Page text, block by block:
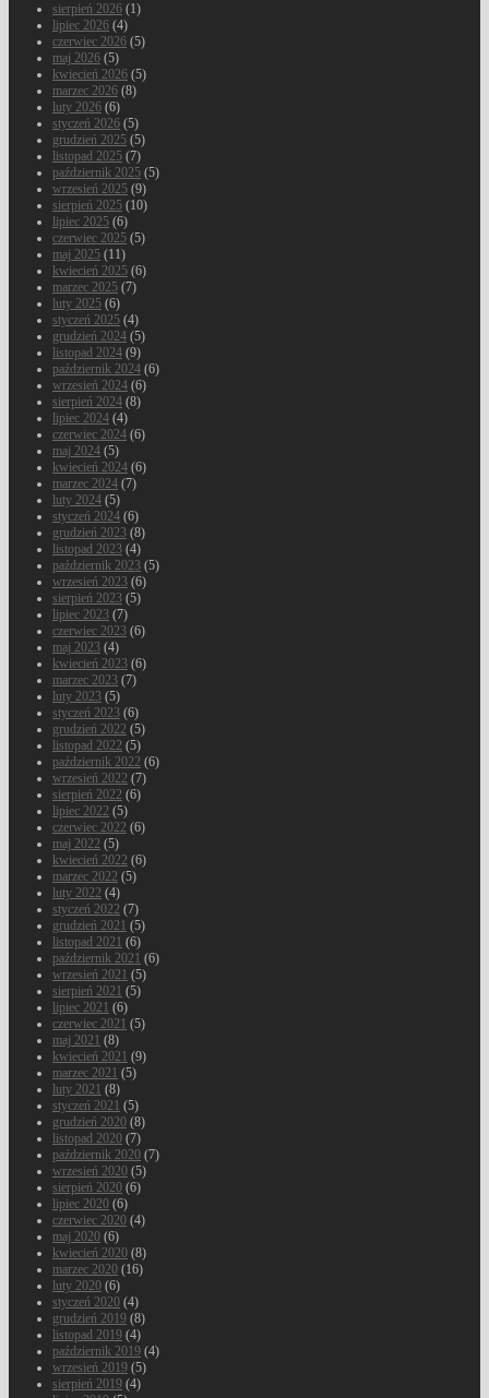
sierpień 2026 (1)
lipiec 2026 (4)
czerwiec 2026 (5)
maj 2026 (5)
kwiecień 2026 (5)
marzec 2026 (8)
luty 2026 (6)
styczeń 2026 (5)
grudzień 2025 (5)
listopad 2025 (7)
październik 2025 (5)
wrzesień 2025 (9)
sierpień 2025 (10)
lipiec 2025 (6)
czerwiec 2025 (5)
maj 2025 (11)
kwiecień 2025 (6)
marzec 2025 (7)
luty 2025 (6)
styczeń 2025 (4)
grudzień 2024 (5)
listopad 2024 (9)
październik 2024 (6)
wrzesień 2024 (6)
sierpień 2024 (8)
lipiec 2024 (4)
czerwiec 2024 (6)
maj 2024 (5)
kwiecień 2024 (6)
marzec 2024 (7)
luty 2024 (5)
styczeń 2024 (6)
grudzień 2023 (8)
listopad 2023 (4)
październik 2023 (5)
wrzesień 2023 (6)
sierpień 2023 (5)
lipiec 2023 (7)
czerwiec 2023 (6)
maj 2023 (4)
kwiecień 2023 (6)
marzec 2023 (7)
luty 2023 (5)
styczeń 2023 (6)
grudzień 2022 (5)
listopad 2022 (5)
październik 2022 (6)
wrzesień 2022 (7)
sierpień 2022 (6)
lipiec 2022 (5)
czerwiec 2022 (6)
maj 2022 (5)
kwiecień 2022 (6)
marzec 2022 (5)
luty 2022 (4)
styczeń 2022 (7)
grudzień 2021 (5)
listopad 2021 (6)
październik 2021 (6)
wrzesień 2021 (5)
sierpień 2021 (5)
lipiec 2021 (6)
czerwiec 2021 (5)
maj 2021 (8)
kwiecień 2021 (9)
marzec 2021 (5)
luty 2021 (8)
styczeń 2021 (5)
grudzień 2020 (8)
listopad 2020 (7)
październik 2020 (7)
wrzesień 2020 (5)
sierpień 2020 (6)
lipiec 2020 (6)
czerwiec 2020 (4)
maj 2020 (6)
kwiecień 2020 (8)
marzec 2020 (16)
luty 2020 (6)
styczeń 2020 (4)
grudzień 2019 (8)
listopad 2019 (4)
październik 2019 (4)
wrzesień 2019 (5)
sierpień 2019 (4)